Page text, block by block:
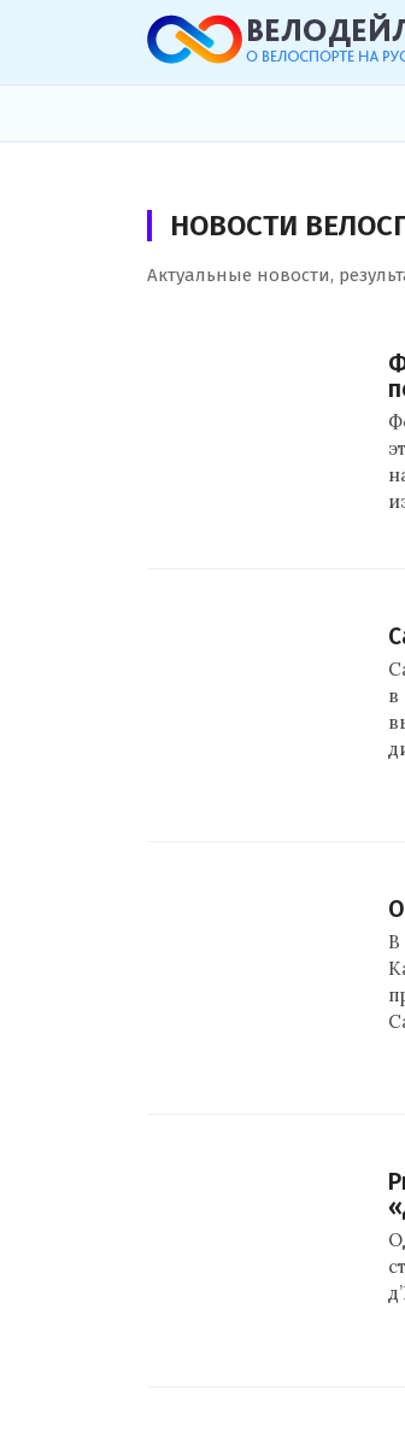
НОВОСТИ
Актуальные новости,
в
В